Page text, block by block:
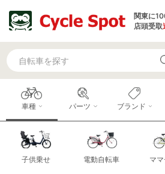
関東に
店頭受取
車種
子供乗せ 電動自転車 ママ
パーツ ブランド